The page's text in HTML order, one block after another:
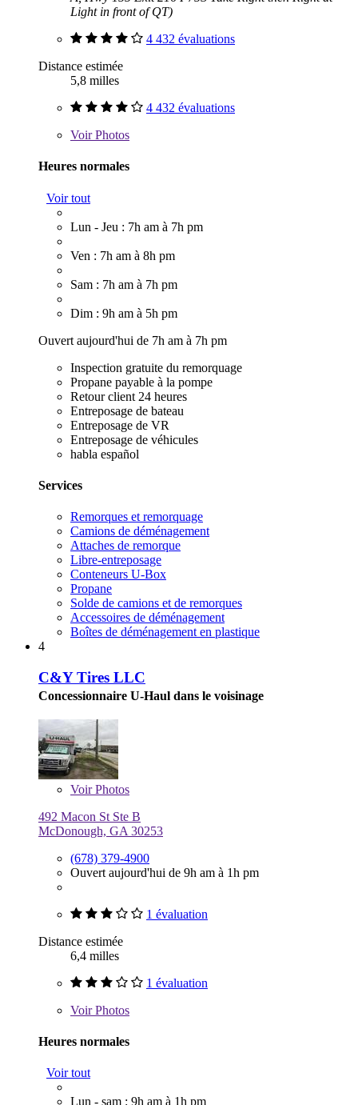
Light in front of QT)
4 432 évaluations
Distance estimée
5,8 milles
4 432 évaluations
VoirPhotos
Heures normales
Voir tout
Lun - Jeu : 7h am à 7h pm
Ven : 7h am à 8h pm
Sam : 7h am à 7h pm
Dim : 9h am à 5h pm
Ouvert aujourd'hui de 7h am à 7h pm
Inspection gratuite du remorquage
Propane payable à la pompe
Retour client 24 heures
Entreposage de bateau
Entreposage de VR
Entreposage de véhicules
habla español
Services
Remorques et remorquage
Camions de déménagement
Attaches de remorque
Libre-entreposage
Conteneurs U-Box
Propane
Solde de camions et de remorques
Accessoires de déménagement
Boîtes de déménagement en plastique
4
C&Y Tires LLC
Concessionnaire U-Haul dans le voisinage
VoirPhotos
492 Macon St Ste B
McDonough, GA 30253
(678) 379-4900
Ouvert aujourd'hui de 9h am à 1h pm
1 évaluation
Distance estimée
6,4 milles
1 évaluation
VoirPhotos
Heures normales
Voir tout
Lun - sam : 9h am à 1h pm